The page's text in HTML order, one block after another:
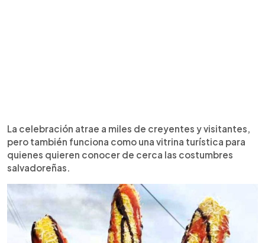
La celebración atrae a miles de creyentes y visitantes,
pero también funciona como una vitrina turística para
quienes quieren conocer de cerca las costumbres
salvadoreñas.